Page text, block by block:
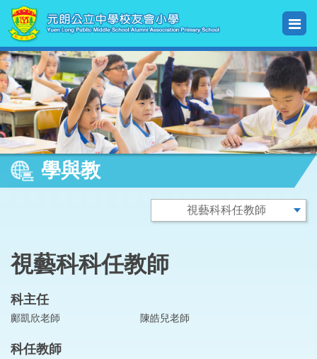
學與教
視藝科科任教師
科主任
鄺凱欣老師 陳皓兒老師
科任教師